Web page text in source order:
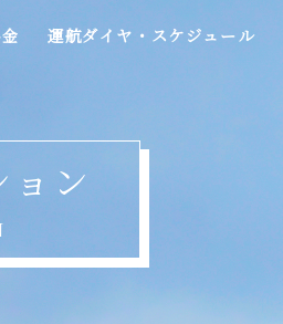
運航ダイヤ・スケジュール
ン